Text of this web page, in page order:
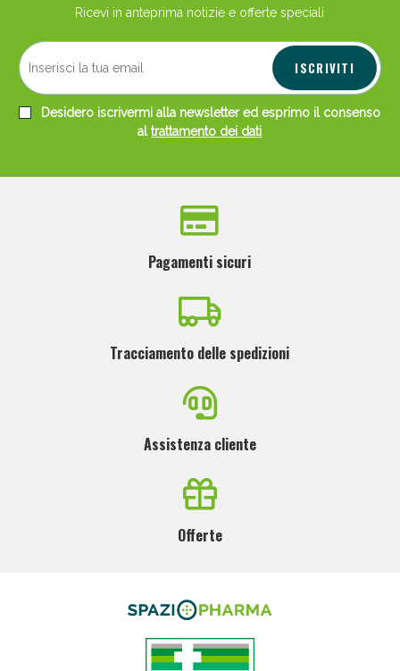
Ricevi in anteprima notizie e offerte speciali
ISCRIVITI
Desidero iscrivermi alla newsletter ed esprimo il consenso
altrattamento dei dati
Pagamenti sicuri
Tracciamento delle spedizioni
Assistenza cliente
Offerte